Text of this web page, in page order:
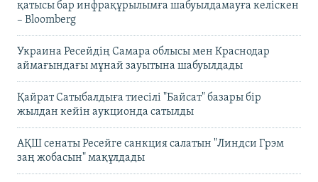
қатысы бар инфрақұрылымға шабуылдамауға келіскен
– Bloomberg
Украина Ресейдің Самара облысы мен Краснодар
аймағындағы мұнай зауытына шабуылдады
Қайрат Сатыбалдыға тиесілі "Байсат" базары бір
жылдан кейін аукционда сатылды
АҚШ сенаты Ресейге санкция салатын "Линдси Грэм
заң жобасын" мақұлдады